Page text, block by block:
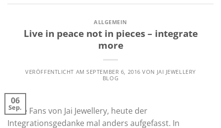
ALLGEMEIN
Live in peace not in pieces – integrate
more
VERÖFFENTLICHT AMSEPTEMBER 6, 2016 VON JAI JEWELLERY
BLOG
06
Sep.
Liebe Fans von Jai Jewellery, heute der
Integrationsgedanke mal anders aufgefasst. In